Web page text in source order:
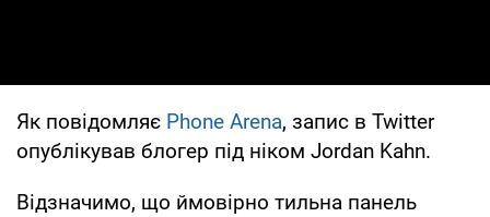
Як повідомляє Phone Arena, запис в Twitter
опублікував блогер під ніком Jordan Kahn.
Відзначимо, що ймовірно тильна панель